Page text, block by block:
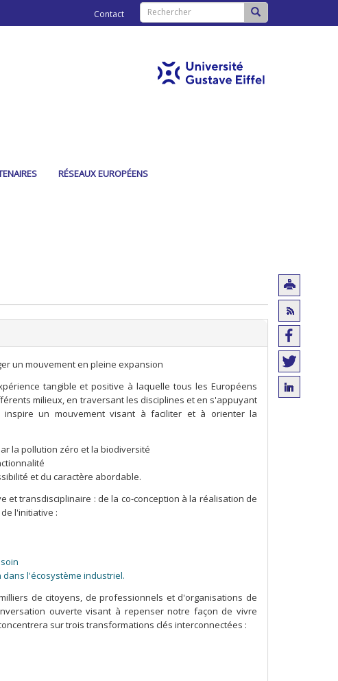
Contact
RÉSEAUX EUROPÉENS
un mouvement en pleine expansion
tangible et positive à laquelle tous les Européens
milieux, en traversant les disciplines et en s'appuyant
un mouvement visant à faciliter et à orienter la
la pollution zéro et la biodiversité
et du caractère abordable.
et transdisciplinaire : de la co-conception à la réalisation de
l'initiative :
l'écosystème industriel.
de citoyens, de professionnels et d'organisations de
ouverte visant à repenser notre façon de vivre
sur trois transformations clés interconnectées :